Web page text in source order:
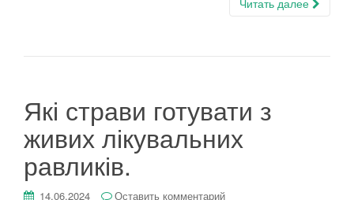
Читать далее
Які страви готувати з
живих лікувальних
равликів.
14.06.2024 Оставить комментарий